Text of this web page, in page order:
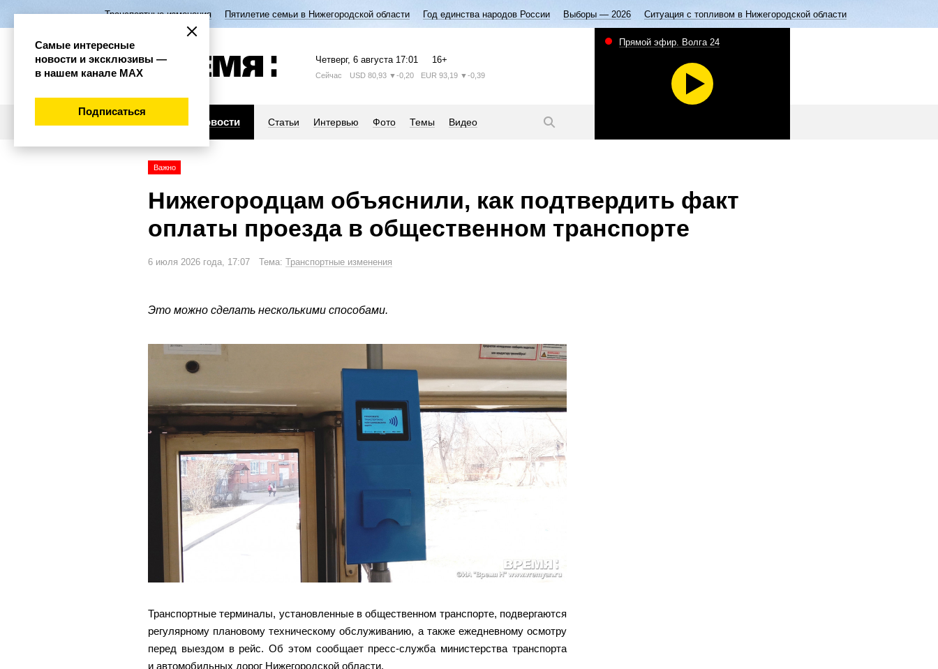
Транспортные изменения Пятилетие семьи в Нижегородской области Год единства народов России Выборы — 2026 Ситуация с топливом в Нижегородской области
Четверг, 6 августа 17:01 16+
Сейчас USD 80,93 ▼-0,20 EUR 93,19 ▼-0,39
Новости Статьи Интервью Фото Темы Видео
Прямой эфир. Волга 24
Важно
Нижегородцам объяснили, как подтвердить факт
оплаты проезда в общественном транспорте
6 июля 2026 года, 17:07 Тема: Транспортные изменения
Это можно сделать несколькими способами.
Транспортные терминалы, установленные в общественном транспорте, подвергаются
регулярному плановому техническому обслуживанию, а также ежедневному осмотру
перед выездом в рейс. Об этом сообщает пресс-служба министерства транспорта
и автомобильных дорог Нижегородской области.
Самые интересные
новости и эксклюзивы —
в нашем канале МАХ
Подписаться